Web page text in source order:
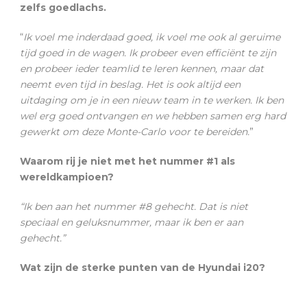
zelfs goedlachs.
“Ik voel me inderdaad goed, ik voel me ook al geruime
tijd goed in de wagen. Ik probeer even efficiënt te zijn
en probeer ieder teamlid te leren kennen, maar dat
neemt even tijd in beslag. Het is ook altijd een
uitdaging om je in een nieuw team in te werken. Ik ben
wel erg goed ontvangen en we hebben samen erg hard
gewerkt om deze Monte-Carlo voor te bereiden.”
Waarom rij je niet met het nummer #1 als
wereldkampioen?
“Ik ben aan het nummer #8 gehecht. Dat is niet
speciaal en geluksnummer, maar ik ben er aan
gehecht.”
Wat zijn de sterke punten van de Hyundai i20?